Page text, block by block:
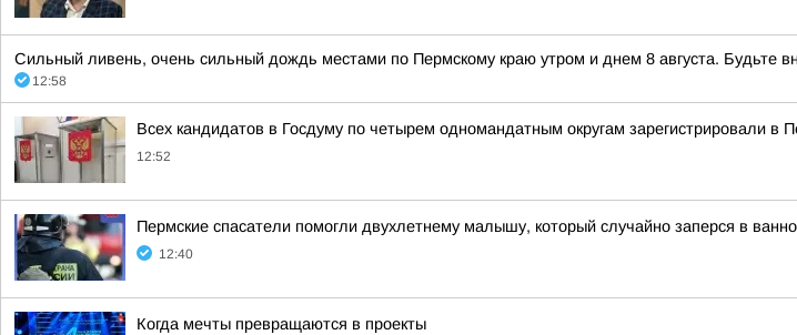
Сильный ливень, очень сильный дождь местами по Пермскому краю утром и днем 8 августа. Будьте
12:58
Всех кандидатов в Госдуму по четырем одномандатным округам зарегистрировали в
12:52
Пермские спасатели помогли двухлетнему малышу, который случайно заперся в
12:40
Когда мечты превращаются в проекты